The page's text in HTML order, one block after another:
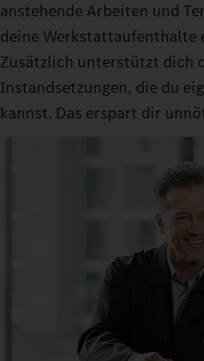
anstehende Arbeiten und
deine Werkstattaufenthalte
Zusätzlich unterstützt dich
Instandsetzungen, die du
kannst. Das erspart dir